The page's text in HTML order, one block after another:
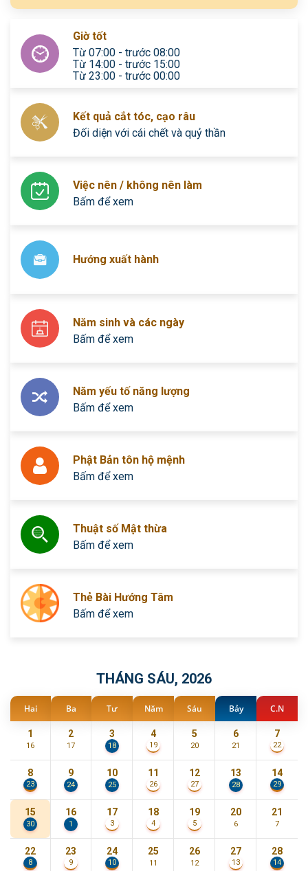
Giờ tốt
Từ 07:00 - trước 08:00
Từ 14:00 - trước 15:00
Từ 23:00 - trước 00:00
Kết quả cắt tóc, cạo râu
Đối diện với cái chết và quỷ thần
Việc nên / không nên làm
Bấm để xem
Hướng xuất hành
Năm sinh và các ngày
Bấm để xem
Năm yếu tố năng lượng
Bấm để xem
Phật Bản tôn hộ mệnh
Bấm để xem
Thuật số Mật thừa
Bấm để xem
Thẻ Bài Hướng Tâm
Bấm để xem
THÁNG SÁU, 2026
Hai Ba Tư Năm Sáu Bảy C.N
1
16
2
17
3
18
4
19
5
20
6
21
7
22
8
23
9
24
10
25
11
26
12
27
13
28
14
29
15
30
16
1
17
3
18
4
19
5
20
6
21
7
22
8
23
9
24
10
25
11
26
12
27
13
28
14